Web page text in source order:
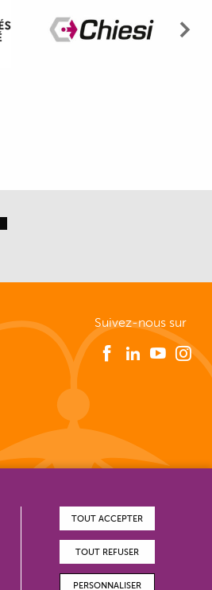
Suivez-nous sur
TOUT ACCEPTER
TOUT REFUSER
PERSONNALISER